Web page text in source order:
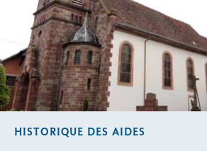
HISTORIQUE DES AIDES